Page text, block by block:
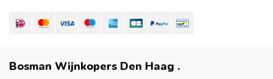
Bosman Wijnkopers Den Haag .